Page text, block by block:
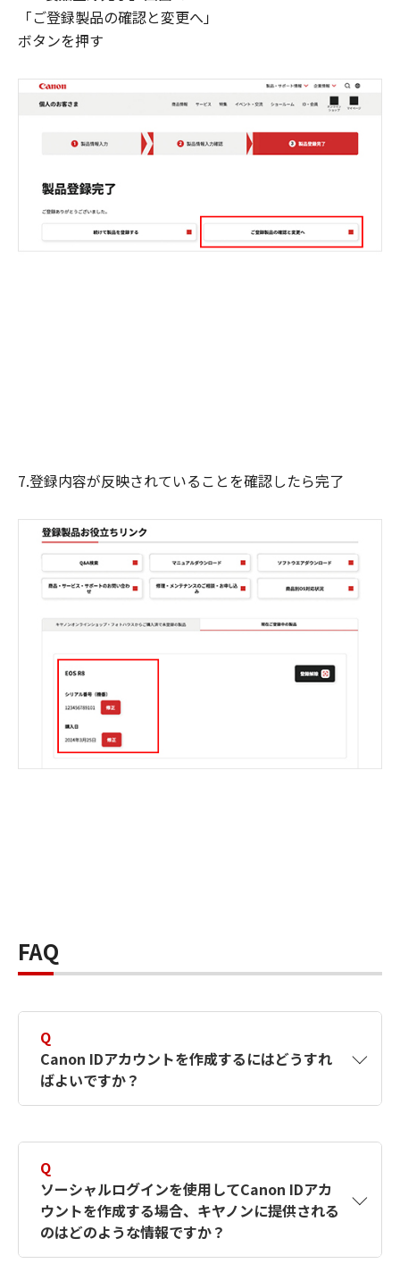
「ご登録製品の確認と変更へ」
ボタンを押す
7.登録内容が反映されていることを確認したら完了
FAQ
Q
Canon IDアカウントを作成するにはどうすれ
ばよいですか？
す。詳しい作成方法は【カメラ】Canon IDとは
何ですか？Canon IDの作成方法は？をご確認く
ださい。
Q
ソーシャルログインを使用してCanon IDアカ
ウントを作成する場合、キヤノンに提供される
のはどのような情報ですか？